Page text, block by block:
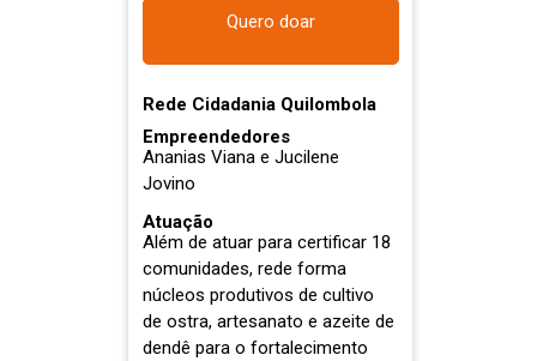
Quero doar
Rede Cidadania Quilombola
Empreendedores
Ananias Viana e Jucilene
Jovino
Atuação
Além de atuar para certificar 18
comunidades, rede forma
núcleos produtivos de cultivo
de ostra, artesanato e azeite de
dendê para o fortalecimento